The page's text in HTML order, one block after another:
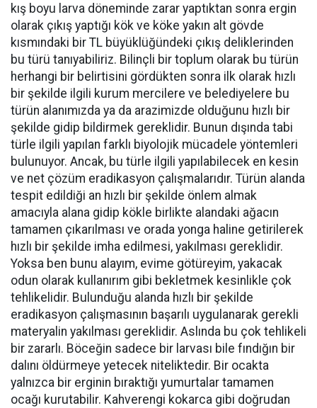
kış boyu larva döneminde zarar yaptıktan sonra ergin
olarak çıkış yaptığı kök ve köke yakın alt gövde
kısmındaki bir TL büyüklüğündeki çıkış deliklerinden
bu türü tanıyabiliriz. Bilinçli bir toplum olarak bu türün
herhangi bir belirtisini gördükten sonra ilk olarak hızlı
bir şekilde ilgili kurum mercilere ve belediyelere bu
türün alanımızda ya da arazimizde olduğunu hızlı bir
şekilde gidip bildirmek gereklidir. Bunun dışında tabi
türle ilgili yapılan farklı biyolojik mücadele yöntemleri
bulunuyor. Ancak, bu türle ilgili yapılabilecek en kesin
ve net çözüm eradikasyon çalışmalarıdır. Türün alanda
tespit edildiği an hızlı bir şekilde önlem almak
amacıyla alana gidip kökle birlikte alandaki ağacın
tamamen çıkarılması ve orada yonga haline getirilerek
hızlı bir şekilde imha edilmesi, yakılması gereklidir.
Yoksa ben bunu alayım, evime götüreyim, yakacak
odun olarak kullanırım gibi bekletmek kesinlikle çok
tehlikelidir. Bulunduğu alanda hızlı bir şekilde
eradikasyon çalışmasının başarılı uygulanarak gerekli
materyalin yakılması gereklidir. Aslında bu çok tehlikeli
bir zararlı. Böceğin sadece bir larvası bile fındığın bir
dalını öldürmeye yetecek niteliktedir. Bir ocakta
yalnızca bir erginin bıraktığı yumurtalar tamamen
ocağı kurutabilir. Kahverengi kokarca gibi doğrudan